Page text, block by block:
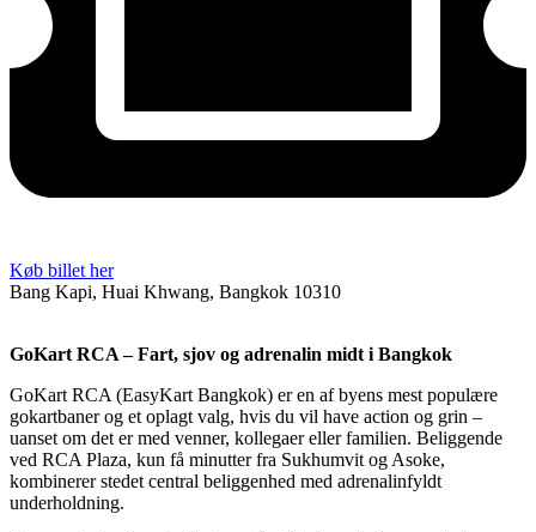
Køb billet her
Bang Kapi, Huai Khwang, Bangkok 10310
GoKart RCA – Fart, sjov og adrenalin midt i Bangkok
GoKart RCA (EasyKart Bangkok) er en af byens mest populære
gokartbaner og et oplagt valg, hvis du vil have action og grin –
uanset om det er med venner, kollegaer eller familien. Beliggende
ved RCA Plaza, kun få minutter fra Sukhumvit og Asoke,
kombinerer stedet central beliggenhed med adrenalinfyldt
underholdning.